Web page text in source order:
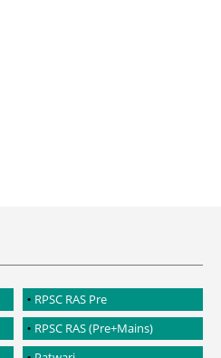
RPSC RAS Pre
RPSC RAS (Pre+Mains)